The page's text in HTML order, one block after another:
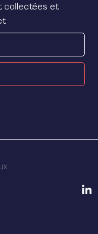
collectées et